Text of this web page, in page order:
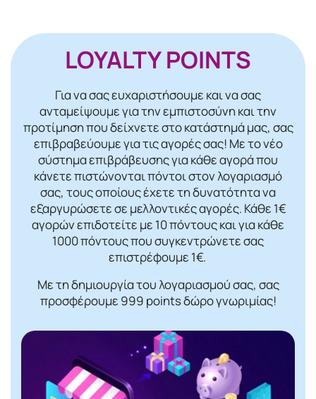
LOYALTY POINTS
Για να σας ευχαριστήσουμε και να σας
ανταμείψουμε για την εμπιστοσύνη και την
προτίμηση που δείχνετε στο κατάστημά μας, σας
επιβραβεύουμε για τις αγορές σας! Mε το νέο
σύστημα επιβράβευσης για κάθε αγορά που
κάνετε πιστώνονται πόντοι στον λογαριασμό
σας, τους οποίους έχετε τη δυνατότητα να
εξαργυρώσετε σε μελλοντικές αγορές. Κάθε 1€
αγορών επιδοτείτε με 10 πόντους και για κάθε
1000 πόντους που συγκεντρώνετε σας
επιστρέφουμε 1€.
Με τη δημιουργία του λογαριασμού σας, σας
προσφέρουμε 999 points δώρο γνωριμίας!